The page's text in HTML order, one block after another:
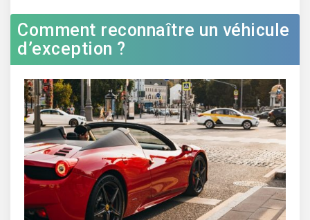
Comment reconnaître un véhicule
d’exception ?